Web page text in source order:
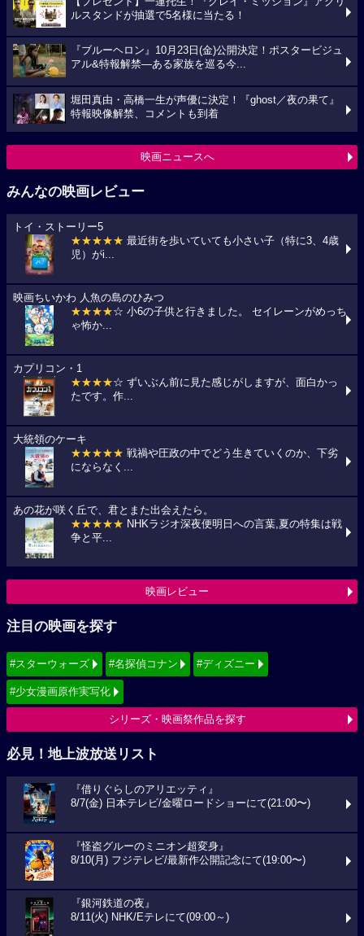
ルスタンドが抽選で5名様に当たる！
『ブルーヘロン』10月23日(金)公開決定！ポスタービジュ
アル&特報解禁―ある家族を巡る今...
堀田真由・高橋一生が声優に決定！『ghost／夜の果て』
特報映像解禁、コメントも到着
映画ニュースへ
みんなの映画レビュー
トイ・ストーリー5
★★★★★ 最近街を歩いていても小さい子（特に3、4歳
児）がi...
映画ちいかわ 人魚の島のひみつ
★★★★☆ 小6の子供と行きました。 セイレーンがめっち
ゃ怖か...
カプリコン・1
★★★★☆ ずいぶん前に見た感じがしますが、面白かっ
たです。作...
大統領のケーキ
★★★★★ 戦禍や圧政の中でどう生きていくのか、下劣
にならなく...
あの花が咲く丘で、君とまた出会えたら。
★★★★★ NHKラジオ深夜便明日への言葉,夏の特集は戦
争と平...
映画レビュー
注目の映画を探す
#スターウォーズ #名探偵コナン #ディズニー
#少女漫画原作実写化
シリーズ・映画祭作品を探す
必見！地上波放送リスト
『借りぐらしのアリエッティ』
8/7(金) 日本テレビ/金曜ロードショーにて(21:00〜)
『怪盗グルーのミニオン超変身』
8/10(月) フジテレビ/最新作公開記念にて(19:00〜)
『銀河鉄道の夜』
8/11(火) NHK/Eテレにて(09:00～)